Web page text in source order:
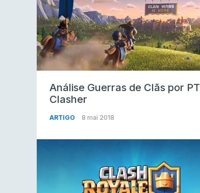
Análise Guerras de Clãs por PT
Clasher
ARTIGO 8 mai 2018